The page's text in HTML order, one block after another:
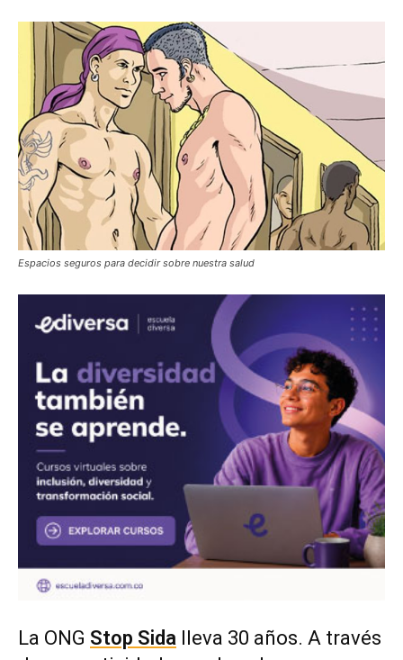
Espacios seguros para decidir sobre nuestra salud
La ONG Stop Sida lleva 30 años. A través